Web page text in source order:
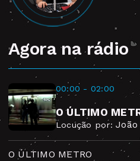
Agora na rádio
00:00 - 02:00
O ÚLTIMO
Locução por:
O ÚLTIMO METRO